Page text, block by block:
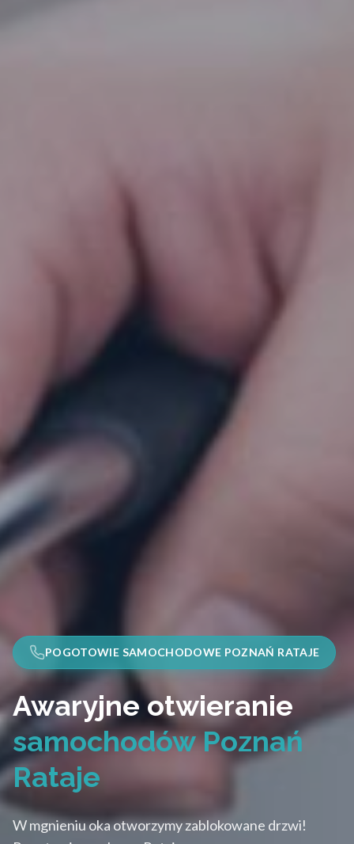
POGOTOWIE SAMOCHODOWE POZNAŃ RATAJE
Awaryjne otwieranie
samochodów Poznań
Rataje
W mgnieniu oka otworzymy zablokowane drzwi!